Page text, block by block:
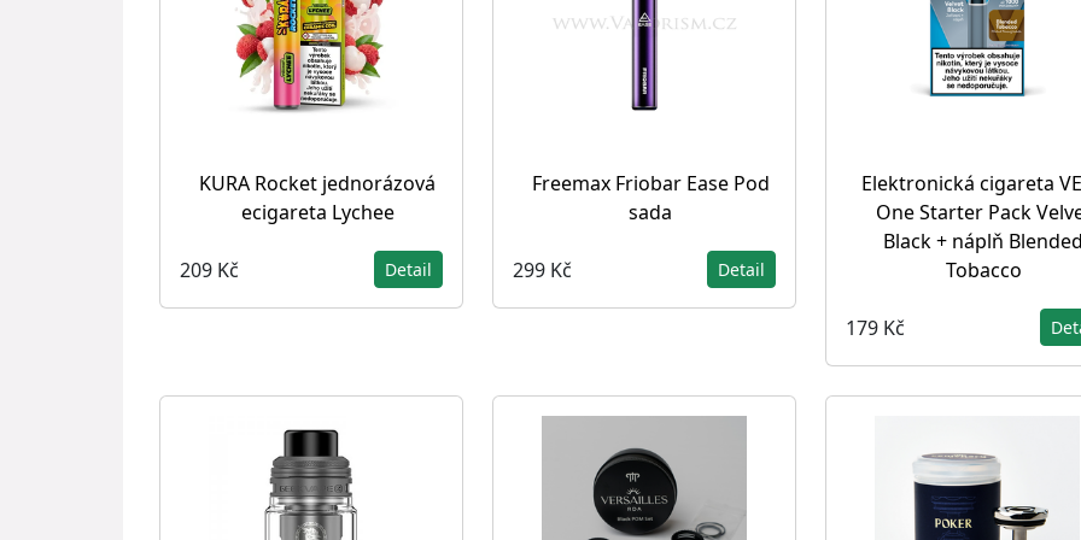
KURA Rocket jednorázová
ecigareta Lychee
209 Kč Detail
Freemax Friobar Ease Pod
sada
299 Kč Detail
Elektronická cigareta
One Starter Pack
Black + náplň
Tobacco
179 Kč